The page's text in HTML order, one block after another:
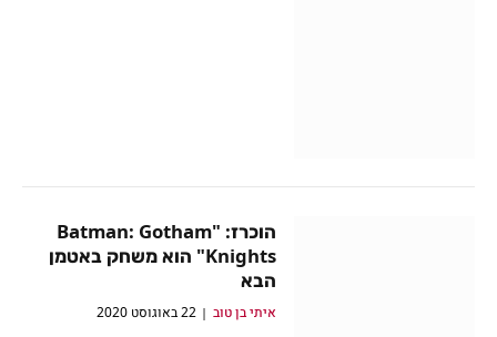
הוכרז: "Batman: Gotham
Knights" הוא משחק באטמן
הבא
איתי בן טוב 22 באוגוסט 2020